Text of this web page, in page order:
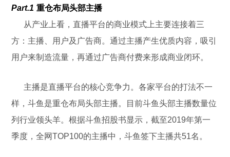
Part.1重仓布局头部主播
从产业上看，直播平台的商业模式上主要连接着三
方：主播、用户及广告商。通过主播产生优质内容，吸引
用户来制造流量，再通过广告商付费来形成商业闭环。
主播是直播平台的核心竞争力。各家平台的打法不一
样，斗鱼是重仓布局头部主播。目前斗鱼头部主播数量位
列行业领头羊。根据斗鱼招股书显示，截至2019年第一
季度，全网TOP100的主播中，斗鱼签下主播共51名。